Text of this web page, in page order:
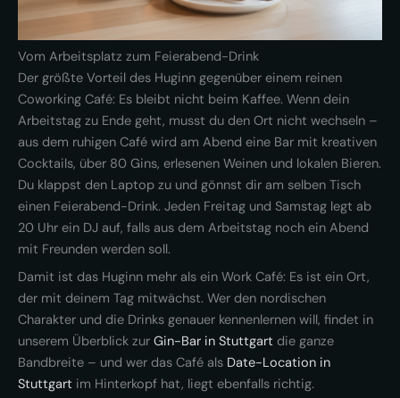
Vom Arbeitsplatz zum Feierabend-Drink
Der größte Vorteil des Huginn gegenüber einem reinen
Coworking Café: Es bleibt nicht beim Kaffee. Wenn dein
Arbeitstag zu Ende geht, musst du den Ort nicht wechseln –
aus dem ruhigen Café wird am Abend eine Bar mit kreativen
Cocktails, über 80 Gins, erlesenen Weinen und lokalen Bieren.
Du klappst den Laptop zu und gönnst dir am selben Tisch
einen Feierabend-Drink. Jeden Freitag und Samstag legt ab
20 Uhr ein DJ auf, falls aus dem Arbeitstag noch ein Abend
mit Freunden werden soll.
Damit ist das Huginn mehr als ein Work Café: Es ist ein Ort,
der mit deinem Tag mitwächst. Wer den nordischen
Charakter und die Drinks genauer kennenlernen will, findet in
unserem Überblick zur Gin-Bar in Stuttgart die ganze
Bandbreite – und wer das Café als Date-Location in
Stuttgart im Hinterkopf hat, liegt ebenfalls richtig.